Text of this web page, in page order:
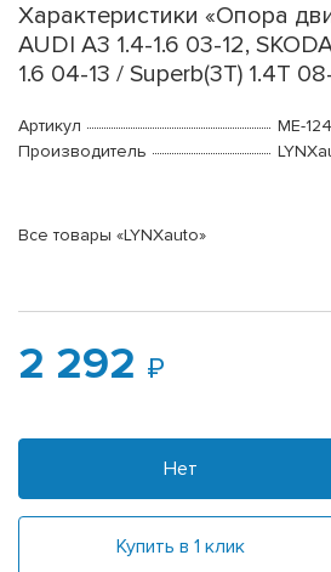
Характеристики «Опора
AUDI A3 1.4-1.6 03-12,
1.6 04-13 / Superb(3T) 1.4T
Артикул
ME-
Производитель
Все товары «LYNXauto»
2 292
Нет
Купить в 1 клик